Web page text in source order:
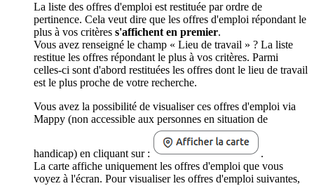
La liste des offres d'emploi est restituée par ordre de
pertinence. Cela veut dire que les offres d'emploi répondant le
plus à vos critères s'affichent en premier.
Vous avez renseigné le champ « Lieu de travail » ? La liste
restitue les offres répondant le plus à vos critères. Parmi
celles-ci sont d'abord restituées les offres dont le lieu de travail
est le plus proche de votre recherche.
Vous avez la possibilité de visualiser ces offres d'emploi via
Mappy (non accessible aux personnes en situation de
handicap) en cliquant sur :
.
La carte affiche uniquement les offres d'emploi que vous
voyez à l'écran. Pour visualiser les offres d'emploi suivantes,